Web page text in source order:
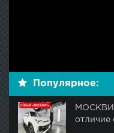
Популярное:
отличие